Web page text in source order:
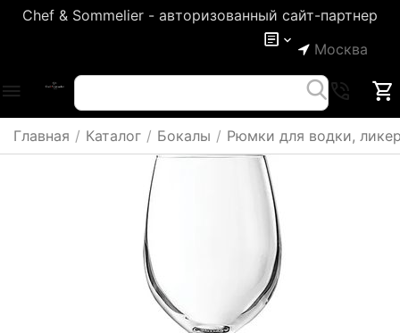
Chef & Sommelier - авторизованный сайт-партнер
Москва
Главная / Каталог / Бокалы / Рюмки для водки,